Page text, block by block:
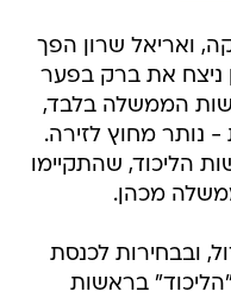
ואריאל שרון הפך
בשנת 2001 שרון ניצח את ברק בפער
הממשלה בלבד,
- נותר מחוץ לזירה.
הליכוד, שהתקיימו
ובבחירות לכנסת
2003 זכתה "הליכוד" בראשות